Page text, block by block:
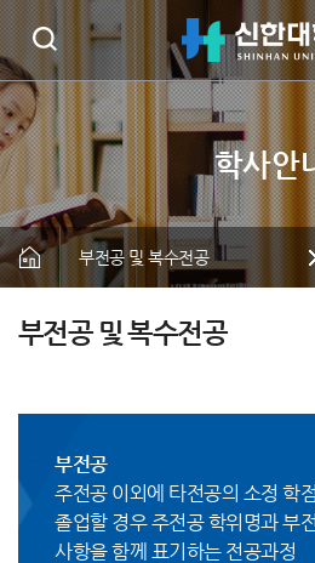
부전공 및 복수전공
부전공 및 복수전공
부전공
주전공 이외에 타전공의 소정 학
졸업할 경우 주전공 학위명과 부
사항을 함께 표기하는 전공과정